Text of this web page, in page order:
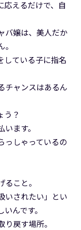
応えるだけで、自
バ嬢は、美人だか
している子に指名
チャンスはあるん
う？
ます。
っしゃっているの
こと。
いされたい」とい
んです。
戻す場所。